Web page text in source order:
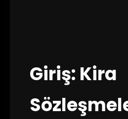
Giriş: Kira